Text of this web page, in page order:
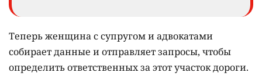
Теперь женщина с супругом и адвокатами
собирает данные и отправляет запросы, чтобы
определить ответственных за этот участок дороги.